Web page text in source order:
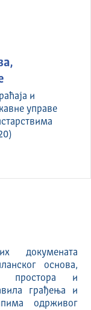
и
управе
докумената
основа,
простора и
грађења и
одрживог